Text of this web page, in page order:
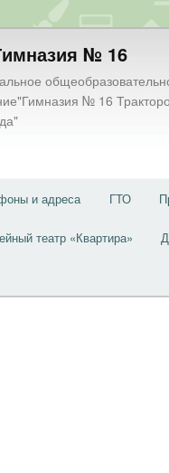
№ 16
№ 16
и адреса ГТО
театр «Квартира»